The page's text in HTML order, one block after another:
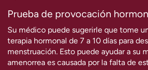
Prueba de provocación
Su médico puede sugerirle que tome
terapia hormonal de 7 a 10 días para
menstruación. Esto puede ayudar a su
amenorrea es causada por la falta de